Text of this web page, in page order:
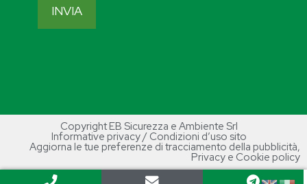
Copyright EB Sicurezza e Ambiente Srl
Informative privacy / Condizioni d’uso sito
Aggiorna le tue preferenze di tracciamento della pubblicità,
Privacy e Cookie policy